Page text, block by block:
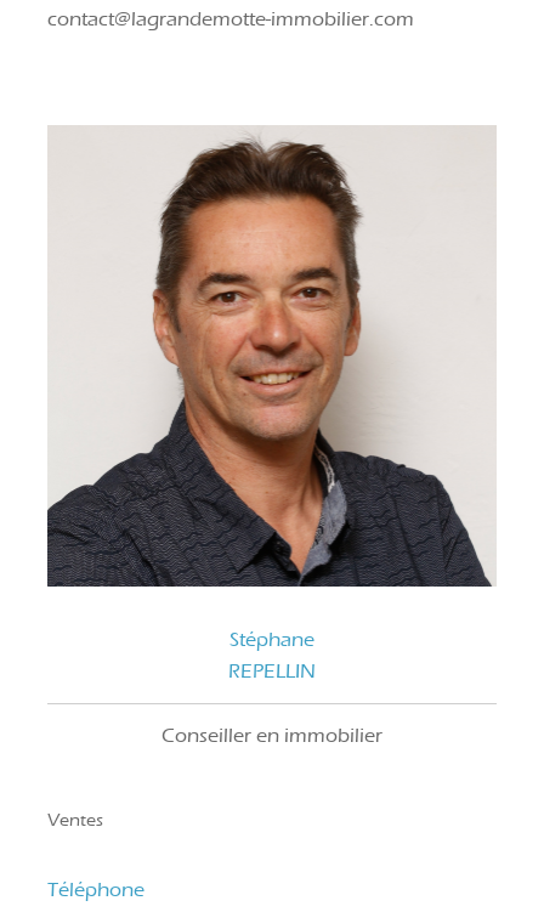
contact@lagrandemotte-immobilier.com
Stéphane
REPELLIN
Conseiller en immobilier
Ventes
Téléphone